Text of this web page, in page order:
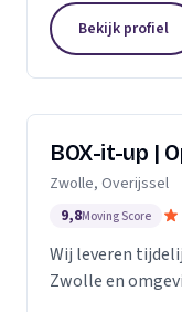
op een 5.
Bekijk profiel
BOX-it-up |
Zwolle, Overijssel
9,8Moving Score
Wij leveren
Zwolle en